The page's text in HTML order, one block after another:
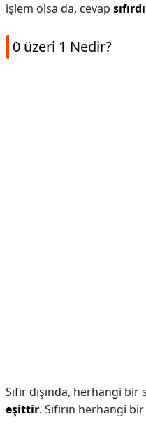
işlem olsa da, cevap
0 üzeri 1 Nedir?
Sıfır dışında, herhangi bir
eşittir. Sıfırın herhangi